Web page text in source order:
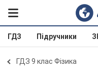
ГДЗ Підручники
ГДЗ 9 клас Фізика